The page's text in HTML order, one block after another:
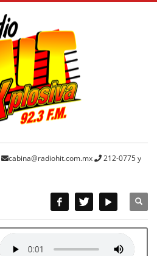
cabina@radiohit.com.mx
212-0775 y